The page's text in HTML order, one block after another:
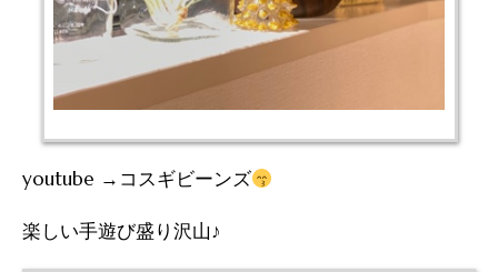
youtube →コスギビーンズ
楽しい手遊び盛り沢山♪